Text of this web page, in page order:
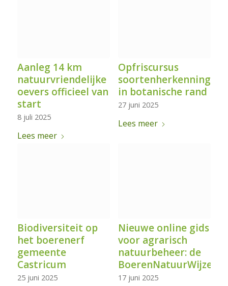
Aanleg 14 km
natuurvriendelijke
oevers officieel van
start
8 juli 2025
Lees meer
Opfriscursus
soortenherkenning
in botanische rand
27 juni 2025
Lees meer
Biodiversiteit op
het boerenerf
gemeente
Castricum
25 juni 2025
Nieuwe online gids
voor agrarisch
natuurbeheer: de
BoerenNatuurWijzer
17 juni 2025